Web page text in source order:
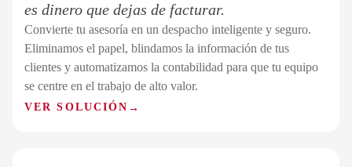
es dinero que dejas de facturar.
Convierte tu asesoría en un despacho inteligente y seguro.
Eliminamos el papel, blindamos la información de tus
clientes y automatizamos la contabilidad para que tu equipo
se centre en el trabajo de alto valor.
VER SOLUCIÓN →